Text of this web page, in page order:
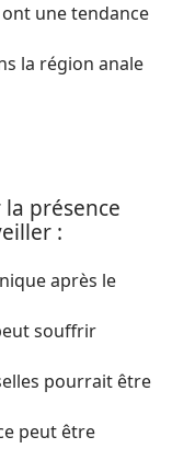
une tendance
la région anale
présence
:
après le
souffrir
pourrait être
peut être